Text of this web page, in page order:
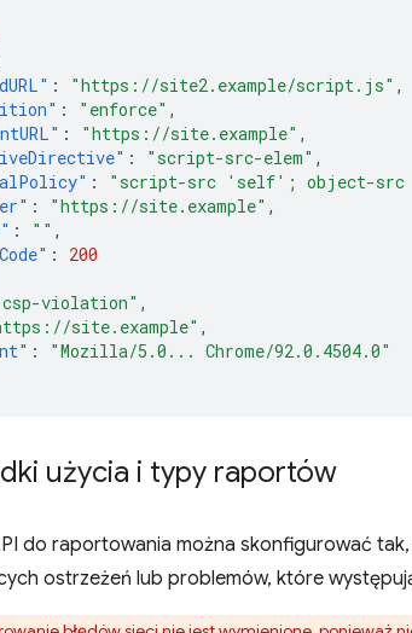
: "https://site2.example/script.js" ,
: "enforce" ,
: "https://site.example" ,
: "script-src-elem" ,
: "script-src 'self'; object-src
: "https://site.example" ,
: "" ,
:
200
violation" ,
site.example" ,
:
"Mozilla/5.0... Chrome/92.0.4504.0"
użycia i typy raportów
do raportowania można skonfigurować
ostrzeżeń lub problemów, które